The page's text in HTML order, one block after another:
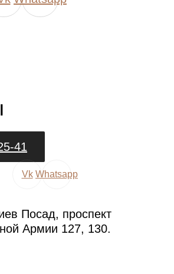
41
Vk Whatsapp
Посад, проспект
Армии 127, 130.